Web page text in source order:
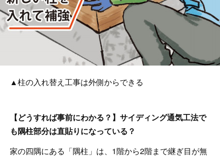
▲柱の入れ替え工事は外側からできる
【どうすれば事前にわかる？】サイディング通気工法で
も隅柱部分は直貼りになっている？
家の四隅にある「隅柱」は、1階から2階まで継ぎ目が無